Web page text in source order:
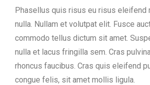
Phasellus quis risus eu risus eleifend
nulla. Nullam et volutpat elit. Fusce
commodo tellus dictum sit amet.
nulla et lacus fringilla sem. Cras
rhoncus faucibus. Cras quis eleifend
congue felis, sit amet mollis ligula.